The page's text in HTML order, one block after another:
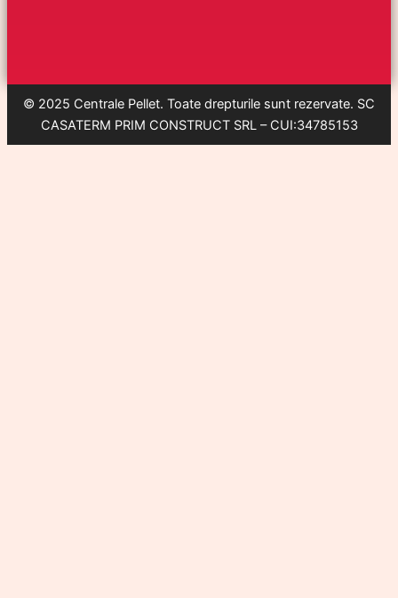
© 2025 Centrale Pellet. Toate drepturile sunt rezervate. SC
CASATERM PRIM CONSTRUCT SRL – CUI:34785153